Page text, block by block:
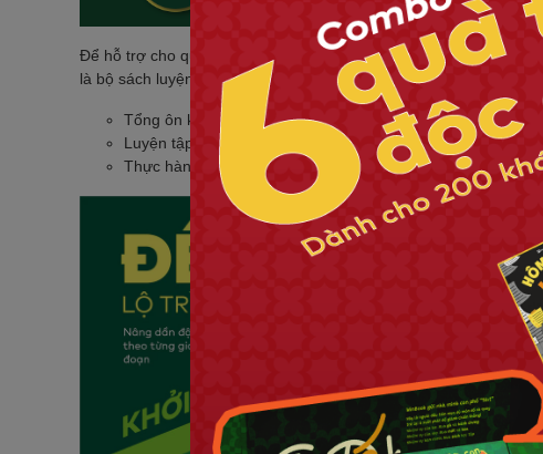
Để hỗ trợ cho quá trình ôn thi, việc sử dụng các sản phẩm sách
là bộ sách luyện đề thi THPT quốc gia mang tên Đột Phá Tư
Tổng ôn kiến thức chi tiết từ lớp 10 đến lớp 12.
Luyện tập với các bài tập trọng tâm, lạ và khó, giúp bạn
Thực hành luyện bộ 18 đề sát nhất với đề thi thật, phù